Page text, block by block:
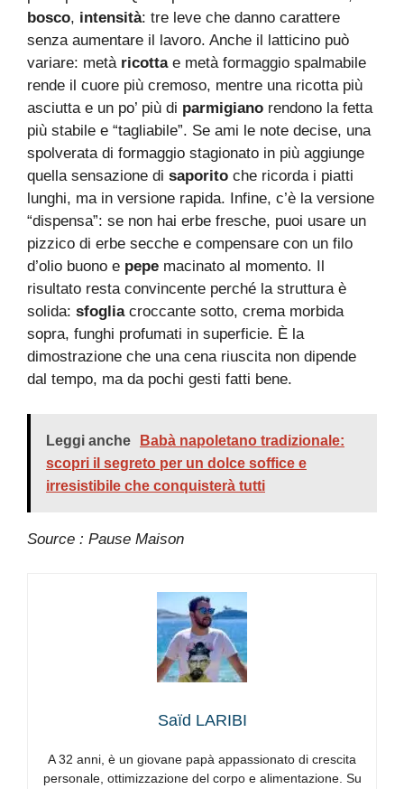
bosco, intensità: tre leve che danno carattere
senza aumentare il lavoro. Anche il latticino può
variare: metà ricottae metà formaggio spalmabile
rende il cuore più cremoso, mentre una ricotta più
asciutta e un po’ più di parmigiano rendono la fetta
più stabile e “tagliabile”. Se ami le note decise, una
spolverata di formaggio stagionato in più aggiunge
quella sensazione di saporito che ricorda i piatti
lunghi, ma in versione rapida. Infine, c’è la versione
“dispensa”: se non hai erbe fresche, puoi usare un
pizzico di erbe secche e compensare con un filo
d’olio buono e pepe macinato al momento. Il
risultato resta convincente perché la struttura è
solida: sfogliacroccante sotto, crema morbida
sopra, funghi profumati in superficie. È la
dimostrazione che una cena riuscita non dipende
dal tempo, ma da pochi gesti fatti bene.
Leggi anche
Babà napoletano tradizionale:
scopri il segreto per un dolce soffice e
irresistibile che conquisterà tutti
Source : Pause Maison
Saïd LARIBI
A 32 anni, è un giovane papà appassionato di crescita
personale, ottimizzazione del corpo e alimentazione. Su